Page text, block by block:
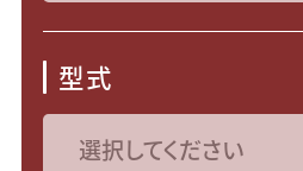
型式